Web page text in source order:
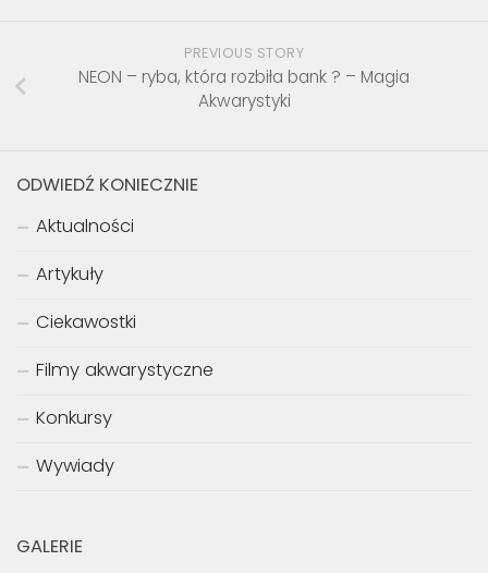
PREVIOUS STORY
NEON – ryba, która rozbiła bank ? – Magia
Akwarystyki
ODWIEDŹ KONIECZNIE
Aktualności
Artykuły
Ciekawostki
Filmy akwarystyczne
Konkursy
Wywiady
GALERIE